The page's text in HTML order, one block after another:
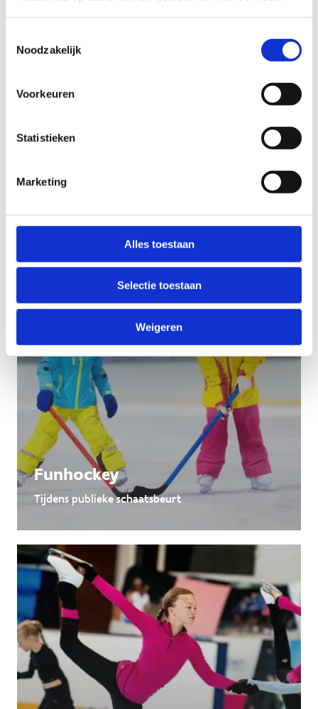
Noodzakelijk
Voorkeuren
Statistieken
Marketing
Alles toestaan
Selectie toestaan
Weigeren
Kom schaatsen en daarna frietjes eten in de
Funhockey
Tijdens publieke schaatsbeurt